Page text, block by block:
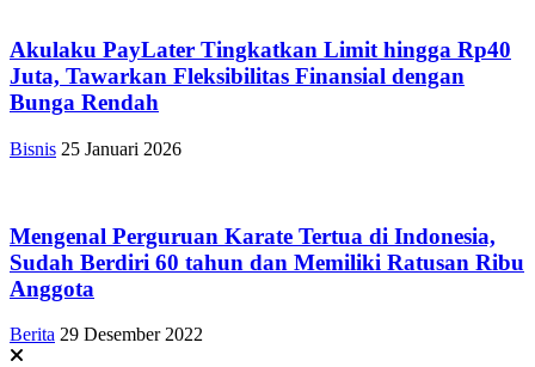
Akulaku PayLater Tingkatkan Limit hingga Rp40
Juta, Tawarkan Fleksibilitas Finansial dengan
Bunga Rendah
Bisnis 25 Januari 2026
Mengenal Perguruan Karate Tertua di Indonesia,
Sudah Berdiri 60 tahun dan Memiliki Ratusan Ribu
Anggota
Berita 29 Desember 2022